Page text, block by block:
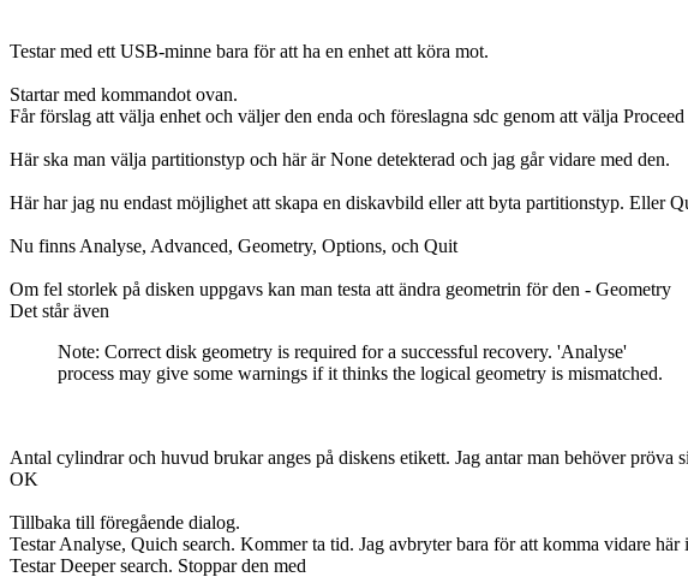
Testar med ett USB-minne bara för att ha en enhet att köra mot.
Startar med kommandot ovan.
Får förslag att välja enhet och väljer den enda och föreslagna sdc genom att välja Proceed
Här ska man välja partitionstyp och här är None detekterad och jag går vidare med den.
Här har jag nu endast möjlighet att skapa en diskavbild eller att byta partitionstyp. Eller
Nu finns Analyse, Advanced, Geometry, Options, och Quit
Om fel storlek på disken uppgavs kan man testa att ändra geometrin för den - Geometry
Det står även
Note: Correct disk geometry is required for a successful recovery. 'Analyse'
process may give some warnings if it thinks the logical geometry is mismatched.
Antal cylindrar och huvud brukar anges på diskens etikett. Jag antar man behöver pröva
OK
Tillbaka till föregående dialog.
Testar Analyse, Quich search. Kommer ta tid. Jag avbryter bara för att komma vidare här
Testar Deeper search. Stoppar den med